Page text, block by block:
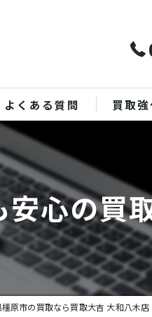
よくある質問 買取
ブランド品
貴金属
時計
金
心の買
原市の買取なら買取大吉 大和八木店